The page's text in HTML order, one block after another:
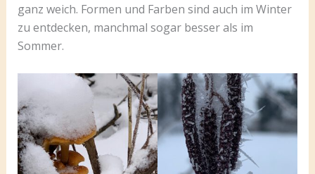
ganz weich. Formen und Farben sind auch im Winter
zu entdecken, manchmal sogar besser als im
Sommer.